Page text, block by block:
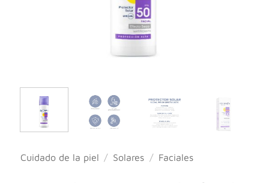
Cuidado de la piel / Solares / Faciales